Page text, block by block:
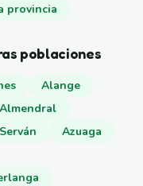
provincia
poblaciones
Alange
Almendral
Azuaga